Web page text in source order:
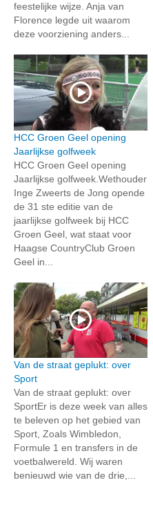
feestelijke wijze. Anja van
Florence legde uit waarom
deze voorziening anders...
HCC Groen Geel opening
Jaarlijkse golfweek
HCC Groen Geel opening
Jaarlijkse golfweek.Wethouder
Inge Zweerts de Jong opende
de 31 ste editie van de
jaarlijkse golfweek bij HCC
Groen Geel, wat staat voor
Haagse CountryClub Groen
Geel in...
Van de straat geplukt: over
Sport
Van de straat geplukt: over
SportEr is deze week van alles
te beleven op het gebied van
Sport, Zoals Wimbledon,
Formule 1 en transfers in de
voetbalwereld. Wij waren
benieuwd wie van de drie,...